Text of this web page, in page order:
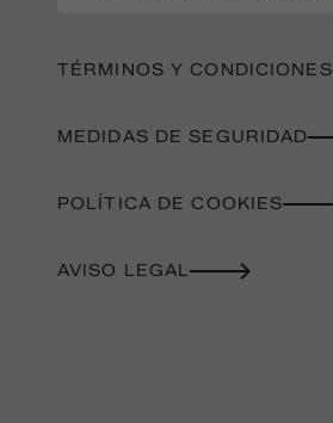
TÉRMINOS Y CONDICIONES
MEDIDAS DE SEGURIDAD
POLÍTICA DE COOKIES
AVISO LEGAL